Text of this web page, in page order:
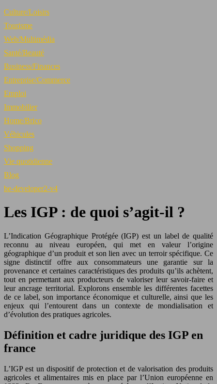
Culture/Loisirs
Tourisme
Web/Multimédia
Santé/Beauté
Business/Finances
Entreprise/Commerce
Emploi
Immobilier
Home/Brico
Véhicules
Shopping
Vie quotidienne
Blog
be-developer2-v4
Les IGP : de quoi s’agit-il ?
L’Indication Géographique Protégée (IGP) est un label de qualité
reconnu au niveau européen, qui met en valeur l’origine
géographique d’un produit et son lien avec un terroir spécifique. Ce
signe distinctif offre aux consommateurs une garantie sur la
provenance et certaines caractéristiques des produits qu’ils achètent,
tout en permettant aux producteurs de valoriser leur savoir-faire et
leur ancrage territorial. Explorons ensemble les différentes facettes
de ce label, son importance économique et culturelle, ainsi que les
enjeux qui l’entourent dans un contexte de mondialisation et
d’évolution des pratiques agricoles.
Définition et cadre juridique des IGP en
france
L’IGP est un dispositif de protection et de valorisation des produits
agricoles et alimentaires mis en place par l’Union européenne en